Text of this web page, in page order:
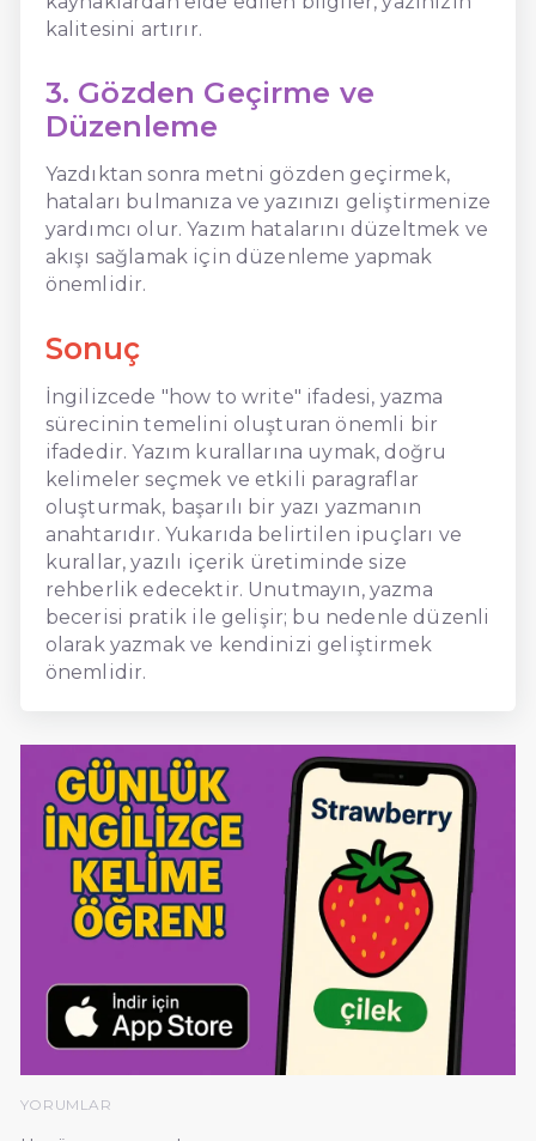
kalitesini artırır.
3. Gözden Geçirme ve
Düzenleme
Yazdıktan sonra metni gözden geçirmek,
hataları bulmanıza ve yazınızı geliştirmenize
yardımcı olur. Yazım hatalarını düzeltmek ve
akışı sağlamak için düzenleme yapmak
önemlidir.
Sonuç
İngilizcede "how to write" ifadesi, yazma
sürecinin temelini oluşturan önemli bir
ifadedir. Yazım kurallarına uymak, doğru
kelimeler seçmek ve etkili paragraflar
oluşturmak, başarılı bir yazı yazmanın
anahtarıdır. Yukarıda belirtilen ipuçları ve
kurallar, yazılı içerik üretiminde size
rehberlik edecektir. Unutmayın, yazma
becerisi pratik ile gelişir; bu nedenle düzenli
olarak yazmak ve kendinizi geliştirmek
önemlidir.
YORUMLAR